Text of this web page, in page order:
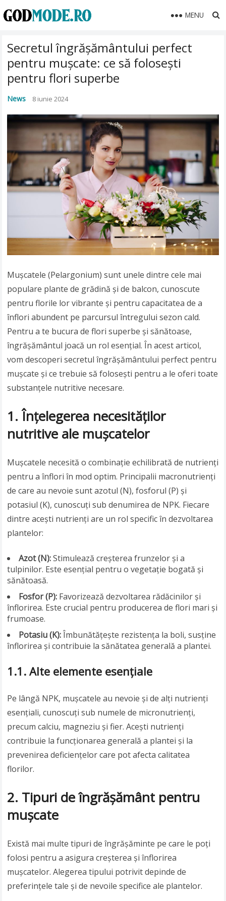
MENU
Secretul îngrășământului perfect
pentru mușcate: ce să folosești
pentru flori superbe
News 8 iunie 2024
Mușcatele (Pelargonium) sunt unele dintre cele mai
populare plante de grădină și de balcon, cunoscute
pentru florile lor vibrante și pentru capacitatea de a
înflori abundent pe parcursul întregului sezon cald.
Pentru a te bucura de flori superbe și sănătoase,
îngrășământul joacă un rol esențial. În acest articol,
vom descoperi secretul îngrășământului perfect pentru
mușcate și ce trebuie să folosești pentru a le oferi toate
substanțele nutritive necesare.
1. Înțelegerea necesităților
nutritive ale mușcatelor
Mușcatele necesită o combinație echilibrată de nutrienți
pentru a înflori în mod optim. Principalii macronutrienți
de care au nevoie sunt azotul (N), fosforul (P) și
potasiul (K), cunoscuți sub denumirea de NPK. Fiecare
dintre acești nutrienți are un rol specific în dezvoltarea
plantelor:
Azot (N):Stimulează creșterea frunzelor și a
tulpinilor. Este esențial pentru o vegetație bogată și
sănătoasă.
Fosfor (P): Favorizează dezvoltarea rădăcinilor și
înflorirea. Este crucial pentru producerea de flori mari și
frumoase.
Potasiu (K):Îmbunătățește rezistența la boli, susține
înflorirea și contribuie la sănătatea generală a plantei.
1.1. Alte elemente esențiale
Pe lângă NPK, mușcatele au nevoie și de alți nutrienți
esențiali, cunoscuți sub numele de micronutrienți,
precum calciu, magneziu și fier. Acești nutrienți
contribuie la funcționarea generală a plantei și la
prevenirea deficiențelor care pot afecta calitatea
florilor.
2. Tipuri de îngrășământ pentru
mușcate
Există mai multe tipuri de îngrășăminte pe care le poți
folosi pentru a asigura creșterea și înflorirea
mușcatelor. Alegerea tipului potrivit depinde de
preferințele tale și de nevoile specifice ale plantelor.